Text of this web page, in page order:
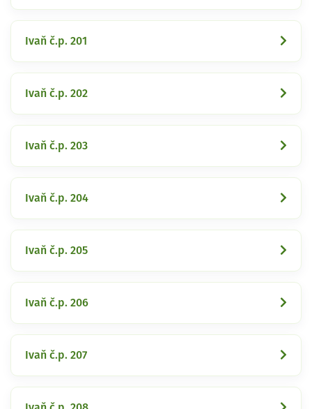
Ivaň č.p. 201
Ivaň č.p. 202
Ivaň č.p. 203
Ivaň č.p. 204
Ivaň č.p. 205
Ivaň č.p. 206
Ivaň č.p. 207